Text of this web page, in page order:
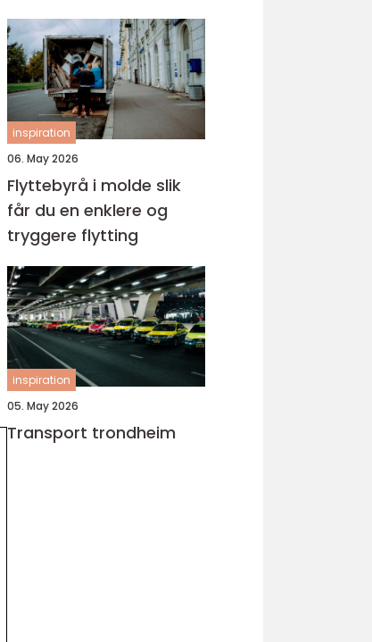
inspiration
06. May 2026
Flyttebyrå i molde slik
får du en enklere og
tryggere flytting
inspiration
05. May 2026
Transport trondheim